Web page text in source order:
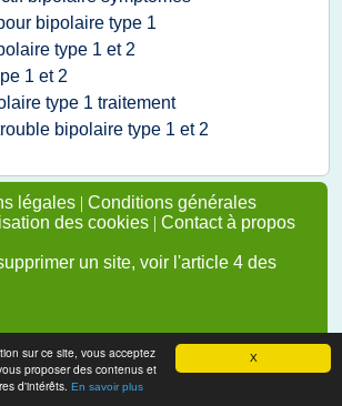
X
sur ce site, vous acceptez
proposer des contenus et
d'intérêts. En savoir plus
bipolaire type 1
type 1 et 2
1 et 2
type 1 traitement
bipolaire type 1 et 2
légales | Conditions générales
des cookies | Contact à propos
un site, voir l'article 4 des